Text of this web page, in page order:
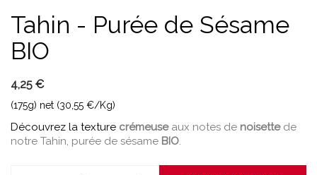
Tahin - Purée de Sésame
BIO
4,25 €
(175g) net (30,55 €/Kg)
Découvrez la texture crémeuse aux notes de noisettede
notre Tahin, purée de sésame BIO.